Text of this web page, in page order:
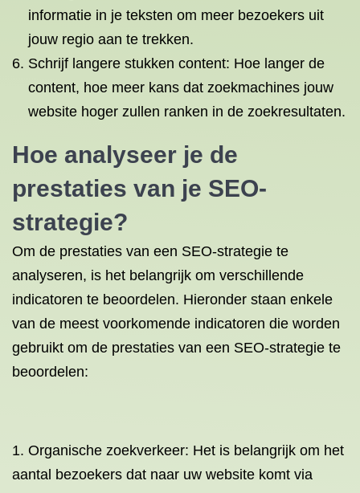
informatie in je teksten om meer bezoekers uit
jouw regio aan te trekken.
Schrijf langere stukken content: Hoe langer de
content, hoe meer kans dat zoekmachines jouw
website hoger zullen ranken in de zoekresultaten.
Hoe analyseer je de
prestaties van je SEO-
strategie?
Om de prestaties van een SEO-strategie te
analyseren, is het belangrijk om verschillende
indicatoren te beoordelen. Hieronder staan ​​enkele
van de meest voorkomende indicatoren die worden
gebruikt om de prestaties van een SEO-strategie te
beoordelen:
1. Organische zoekverkeer: Het is belangrijk om het
aantal bezoekers dat naar uw website komt via